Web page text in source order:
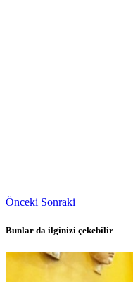
Önceki Sonraki
Bunlar da ilginizi çekebilir